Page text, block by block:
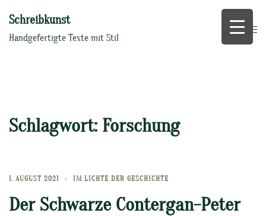
Inhalt
springen
Schreibkunst
Handgefertigte Texte mit Stil
Schlagwort: Forschung
1. AUGUST 2021 IM LICHTE DER GESCHICHTE
Der Schwarze Contergan-Peter